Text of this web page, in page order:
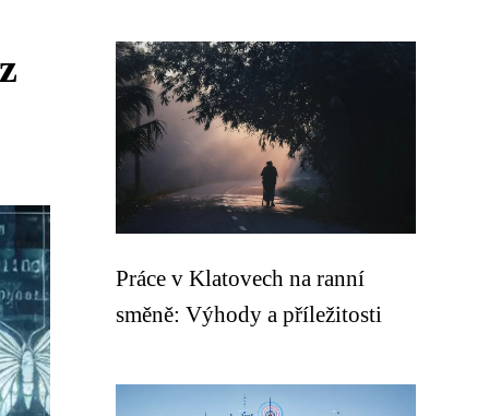
Práce v Klatovech na ranní
směně: Výhody a příležitosti